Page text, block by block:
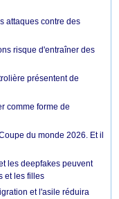
attaques contre des
risque d'entraîner des
présentent de
comme forme de
du monde 2026. Et il
les deepfakes peuvent
et les filles
et l'asile réduira